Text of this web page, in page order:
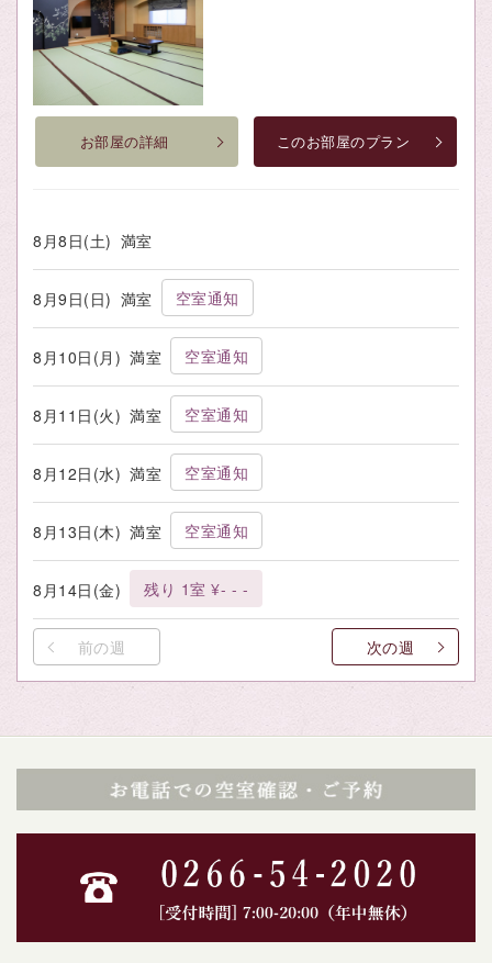
お部屋の詳細 このお部屋のプラン
8月8日(土) 満室
8月9日(日) 満室 空室通知
8月10日(月) 満室 空室通知
8月11日(火) 満室 空室通知
8月12日(水) 満室 空室通知
8月13日(木) 満室 空室通知
8月14日(金) 残り 1室 ¥- - -
前の週 次の週